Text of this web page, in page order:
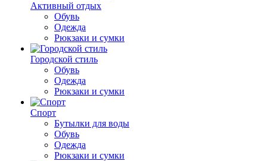
Активный отдых
Обувь
Одежда
Рюкзаки и сумки
Городской стиль
Обувь
Одежда
Рюкзаки и сумки
Спорт
Бутылки для воды
Обувь
Одежда
Рюкзаки и сумки